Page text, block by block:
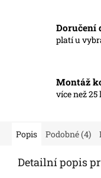
Doručení
platí u
Montáž
více než
Popis Podobné (4)
Detailní popis